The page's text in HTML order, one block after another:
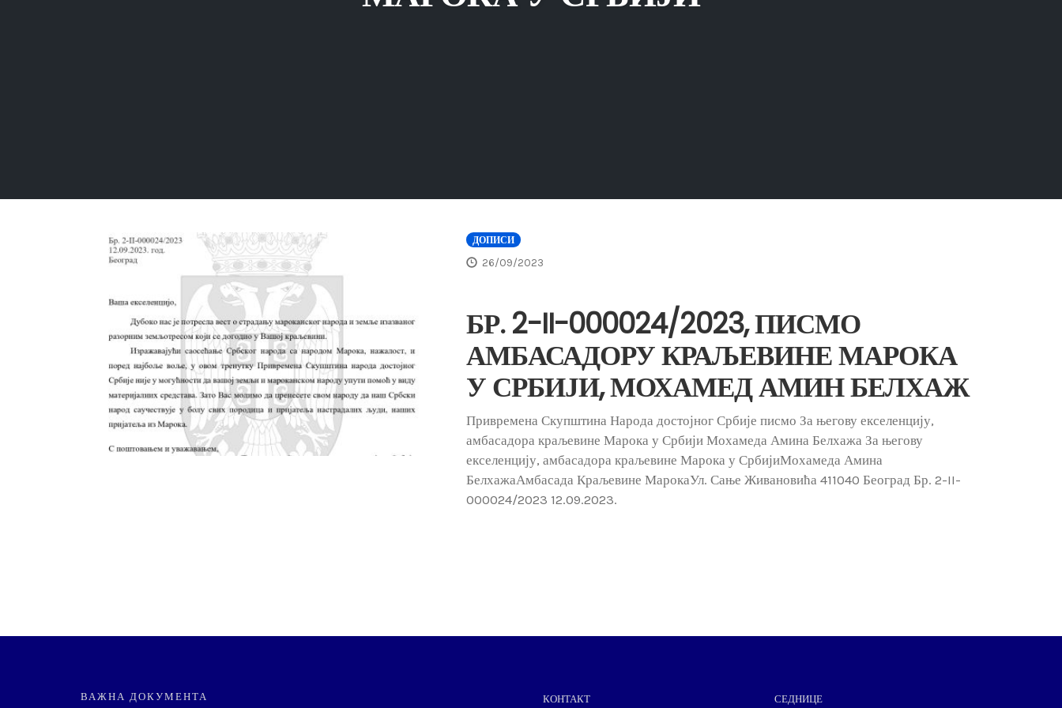
ДОПИСИ
26/09/2023
БР. 2-II-000024/2023, ПИСМО
АМБАСАДОРУ КРАЉЕВИНЕ МАРОКА
У СРБИЈИ, МОХАМЕД АМИН БЕЛХАЖ
Привремена Скупштина Народа достојног Србије писмо За његову екселенцију,
амбасадора краљевине Марока у Србији Мохамеда Амина Белхажа За његову
екселенцију, амбасадора краљевине Марока у СрбијиМохамеда Амина
БелхажаАмбасада Краљевине МарокаУл. Сање Живановића 411040 Београд Бр. 2-II-
000024/2023 12.09.2023.
ВАЖНА ДОКУМЕНТА КОНТАКТ СЕДНИЦЕ